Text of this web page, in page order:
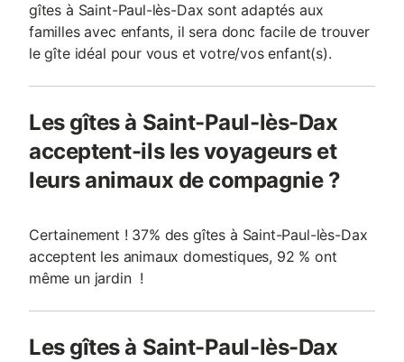
gîtes à Saint-Paul-lès-Dax sont adaptés aux
familles avec enfants, il sera donc facile de trouver
le gîte idéal pour vous et votre/vos enfant(s).
Les gîtes à Saint-Paul-lès-Dax
acceptent-ils les voyageurs et
leurs animaux de compagnie ?
Certainement ! 37% des gîtes à Saint-Paul-lès-Dax
acceptent les animaux domestiques, 92 % ont
même un jardin !
Les gîtes à Saint-Paul-lès-Dax